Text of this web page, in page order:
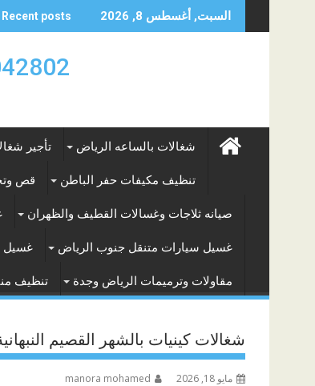
to
السبت, أغسطس 8, 2026 Recent posts
0596042802 تأجير العماله
شغالات بالساعه الرياض تأجير
تنظيف مكيفات حفر الباطن قص
صيانه ثلاجات وغسالات القطيف والظهران
غسيل سيارات متنقل جنوب الرياض غسيل
مقاولات وترميمات الرياض وجدة تنظيف
شغالات كينيات بالشهر القصيم النبهانية
مايو 18, 2026 manora mohamed